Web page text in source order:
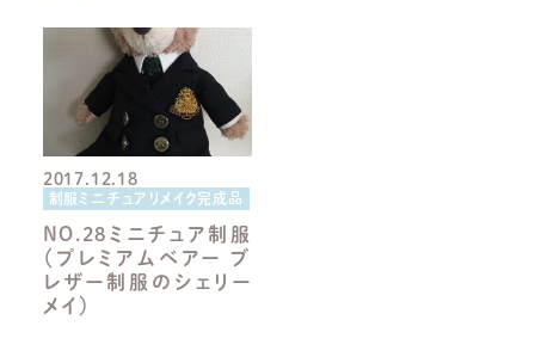
2017.12.18
制服ミニチュアリメイク完成品
NO.28ミニチュア制服
（プレミアムベアー ブ
レザー制服のシェリー
メイ）